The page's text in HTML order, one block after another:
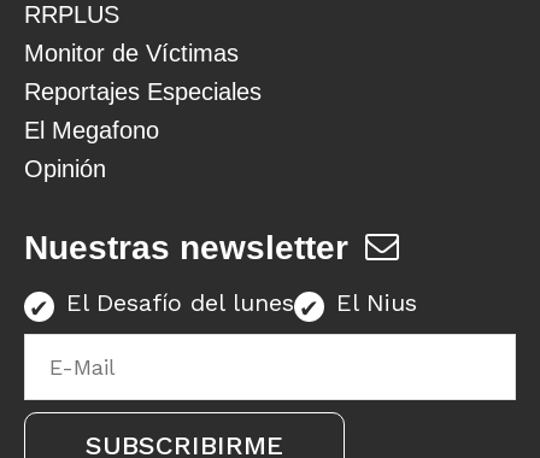
RRPLUS
Monitor de Víctimas
Reportajes Especiales
El Megafono
Opinión
Nuestras newsletter
El Desafío del lunes El Nius